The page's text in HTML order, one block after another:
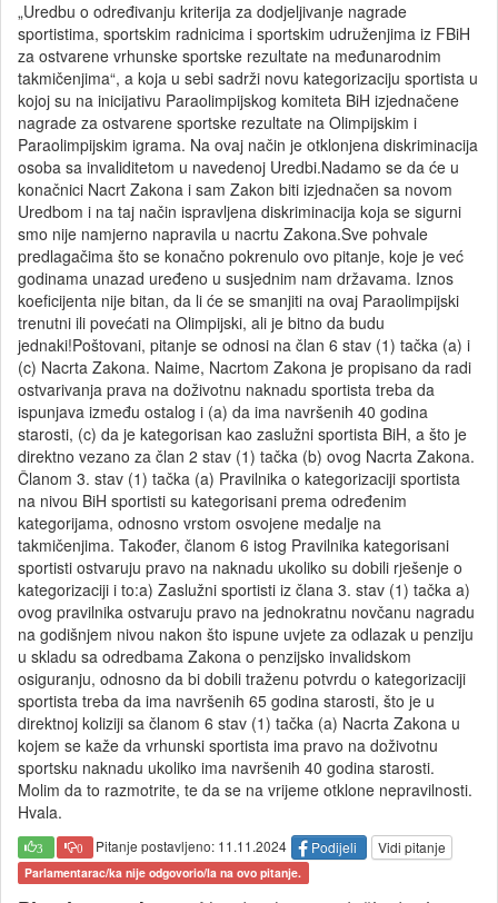
„Uredbu o određivanju kriterija za dodjeljivanje nagrade
sportistima, sportskim radnicima i sportskim udruženjima iz FBiH
za ostvarene vrhunske sportske rezultate na međunarodnim
takmičenjima“, a koja u sebi sadrži novu kategorizaciju sportista u
kojoj su na inicijativu Paraolimpijskog komiteta BiH izjednačene
nagrade za ostvarene sportske rezultate na Olimpijskim i
Paraolimpijskim igrama. Na ovaj način je otklonjena diskriminacija
osoba sa invaliditetom u navedenoj Uredbi.Nadamo se da će u
konačnici Nacrt Zakona i sam Zakon biti izjednačen sa novom
Uredbom i na taj način ispravljena diskriminacija koja se sigurni
smo nije namjerno napravila u nacrtu Zakona.Sve pohvale
predlagačima što se konačno pokrenulo ovo pitanje, koje je već
godinama unazad uređeno u susjednim nam državama. Iznos
koeficijenta nije bitan, da li će se smanjiti na ovaj Paraolimpijski
trenutni ili povećati na Olimpijski, ali je bitno da budu
jednaki!Poštovani, pitanje se odnosi na član 6 stav (1) tačka (a) i
(c) Nacrta Zakona. Naime, Nacrtom Zakona je propisano da radi
ostvarivanja prava na doživotnu naknadu sportista treba da
ispunjava između ostalog i (a) da ima navršenih 40 godina
starosti, (c) da je kategorisan kao zaslužni sportista BiH, a što je
direktno vezano za član 2 stav (1) tačka (b) ovog Nacrta Zakona.
Članom 3. stav (1) tačka (a) Pravilnika o kategorizaciji sportista
na nivou BiH sportisti su kategorisani prema određenim
kategorijama, odnosno vrstom osvojene medalje na
takmičenjima. Također, članom 6 istog Pravilnika kategorisani
sportisti ostvaruju pravo na naknadu ukoliko su dobili rješenje o
kategorizaciji i to:a) Zaslužni sportisti iz člana 3. stav (1) tačka a)
ovog pravilnika ostvaruju pravo na jednokratnu novčanu nagradu
na godišnjem nivou nakon što ispune uvjete za odlazak u penziju
u skladu sa odredbama Zakona o penzijsko invalidskom
osiguranju, odnosno da bi dobili traženu potvrdu o kategorizaciji
sportista treba da ima navršenih 65 godina starosti, što je u
direktnoj koliziji sa članom 6 stav (1) tačka (a) Nacrta Zakona u
kojem se kaže da vrhunski sportista ima pravo na doživotnu
sportsku naknadu ukoliko ima navršenih 40 godina starosti.
Molim da to razmotrite, te da se na vrijeme otklone nepravilnosti.
Hvala.
3 0 Pitanje postavljeno: 11.11.2024 Podijeli Vidi pitanje
Parlamentarac/ka nije odgovorio/la na ovo pitanje.